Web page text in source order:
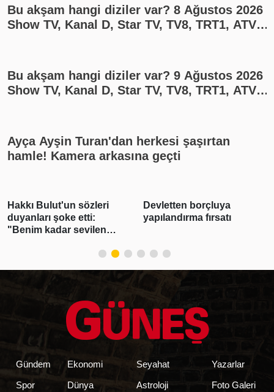
Bu akşam hangi diziler var? 8 Ağustos 2026
Show TV, Kanal D, Star TV, TV8, TRT1, ATV
Bu akşam hangi diziler var? 9 Ağustos 2026
Show TV, Kanal D, Star TV, TV8, TRT1, ATV
Ayça Ayşin Turan'dan herkesi şaşırtan
hamle! Kamera arkasına geçti
Devletten borçluya
yapılandırma fırsatı
Çinli arkeologlar,
Türkiye'de Neolitik Çağ'ın
Gündem
Spor
Ekonomi
Dünya
Seyahat
Astroloji
Yazarlar
Foto Galeri